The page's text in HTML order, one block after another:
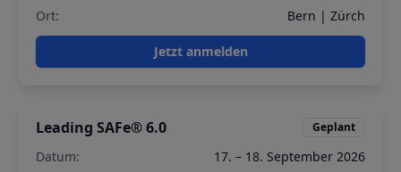
Ort:
Bern | Zürch
Jetzt anmelden
Leading SAFe® 6.0 Geplant
Datum:
17. – 18. September 2026